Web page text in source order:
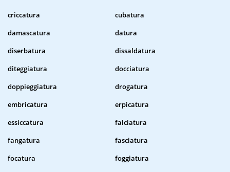
criccatura
cubatura
damascatura
datura
diserbatura
dissaldatura
diteggiatura
docciatura
doppieggiatura
drogatura
embricatura
erpicatura
essiccatura
falciatura
fangatura
fasciatura
focatura
foggiatura